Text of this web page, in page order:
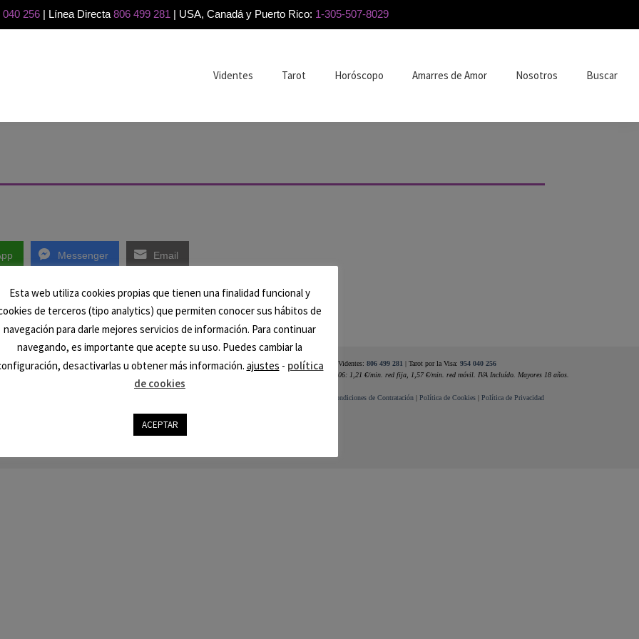
040 256 | Línea Directa 806 499 281 | USA, Canadá y Puerto Rico: 1-305-507-8029
Videntes Tarot Horóscopo Amarres de Amor Nosotros Buscar
Messenger Email
Videntes:806 499 281 | Tarot por la Visa:954 040 256
Tarot en España Coste 806: 1,21 €/min. red fija, 1,57 €/min. red móvil. IVA Incluído. Mayores 18 años.
Condiciones de Contratación| Política de Cookies| Política de Privacidad
Esta web utiliza cookies propias que tienen una finalidad funcional y
de terceros (tipo analytics) que permiten conocer sus hábitos de
navegación para darle mejores servicios de información. Para continuar
navegando, es importante que acepte su uso. Puedes cambiar la
desactivarlas u obtener más información. ajustes - política
de cookies
ACEPTAR